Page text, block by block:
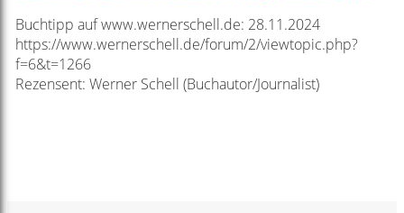
Buchtipp auf www.wernerschell.de: 28.11.2024
https://www.wernerschell.de/forum/2/viewtopic.php?
f=6&t=1266
Rezensent: Werner Schell (Buchautor/Journalist)